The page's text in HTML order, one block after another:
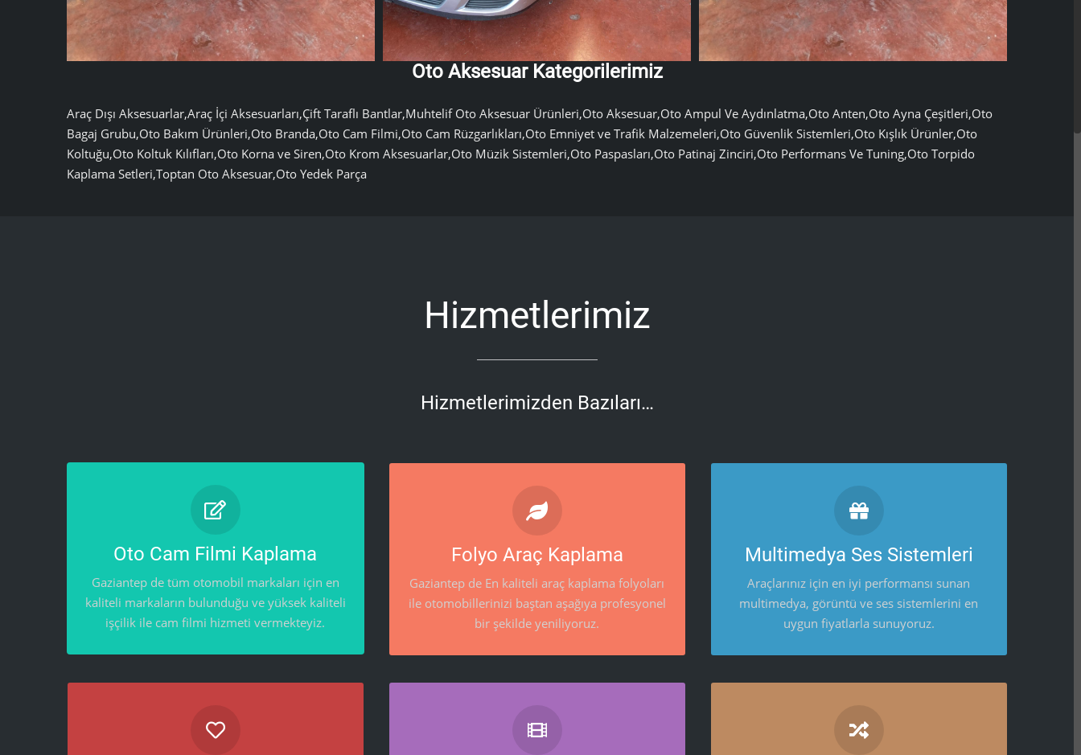
Oto Aksesuar Kategorilerimiz
Araç Dışı Aksesuarlar,Araç İçi Aksesuarları,Çift Taraflı Bantlar,Muhtelif Oto Aksesuar Ürünleri,Oto Aksesuar,Oto Ampul Ve Aydınlatma,Oto Anten,Oto Ayna Çeşitleri,Oto
Bagaj Grubu,Oto Bakım Ürünleri,Oto Branda,Oto Cam Filmi,Oto Cam Rüzgarlıkları,Oto Emniyet ve Trafik Malzemeleri,Oto Güvenlik Sistemleri,Oto Kışlık Ürünler,Oto
Koltuğu,Oto Koltuk Kılıfları,Oto Korna ve Siren,Oto Krom Aksesuarlar,Oto Müzik Sistemleri,Oto Paspasları,Oto Patinaj Zinciri,Oto Performans Ve Tuning,Oto Torpido
Kaplama Setleri,Toptan Oto Aksesuar,Oto Yedek Parça
Hizmetlerimiz
Hizmetlerimizden Bazıları…
Oto Cam Filmi Kaplama
Gaziantep de tüm otomobil markaları için en
kaliteli markaların bulunduğu ve yüksek kaliteli
işçilik ile cam filmi hizmeti vermekteyiz.
OTO CAM FILMI KAPLAMA
Gaziantep de tüm otomobil markaları için en kaliteli
markaların bulunduğu ve yüksek kaliteli işçilik ile cam filmi
hizmeti vermekteyiz.
Folyo Araç Kaplama
Gaziantep de En kaliteli araç kaplama folyoları
ile otomobillerinizi baştan aşağıya profesyonel
bir şekilde yeniliyoruz.
FOLYO ARAÇ KAPLAMA
ile otomobillerinizi baştan aşağıya profesyonel
bir şekilde yeniliyoruz.
Multimedya Ses Sistemleri
Araçlarınız için en iyi performansı sunan
multimedya, görüntü ve ses sistemlerini en
uygun fiyatlarla sunuyoruz.
MULTIMEDYA SES SISTEMLERI
multimedya, görüntü ve ses sistemlerini en
uygun fiyatlarla sunuyoruz.
BODYKIT MONTAJ HIZMETLERI OTO AKSESUAR HIZMETLERI ARAÇ SPOR YAY HIZMETLERI